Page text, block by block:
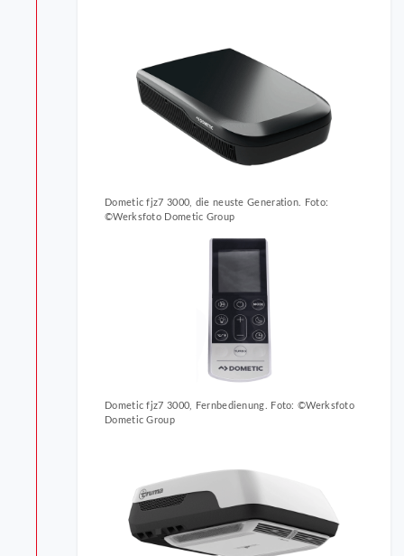
Dometic fjz7 3000, die neuste Generation. Foto:
©Werksfoto Dometic Group
Dometic fjz7 3000, Fernbedienung. Foto: ©Werksfoto
Dometic Group